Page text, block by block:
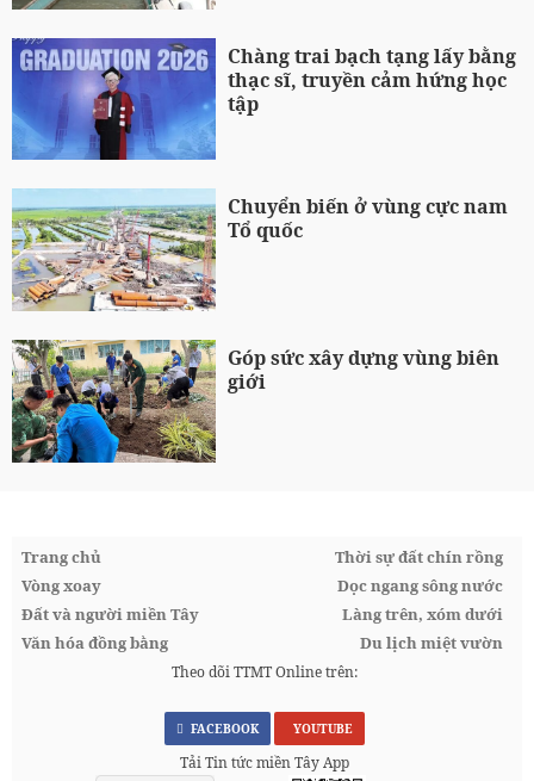
Chàng trai bạch tạng lấy bằng
thạc sĩ, truyền cảm hứng học
tập
Chuyển biến ở vùng cực nam
Tổ quốc
Góp sức xây dựng vùng biên
giới
Trang chủ
Thời sự đất chín rồng
Vòng xoay
Dọc ngang sông nước
Đất và người miền Tây
Làng trên, xóm dưới
Văn hóa đồng bằng
Du lịch miệt vườn
Theo dõi TTMT Online trên:
FACEBOOK YOUTUBE
Tải Tin tức miền Tây App